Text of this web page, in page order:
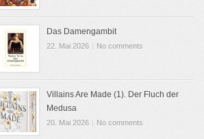
Das Damengambit
22. Mai 2026 No comments
Villains Are Made (1). Der Fluch der
Medusa
20. Mai 2026 | No comments